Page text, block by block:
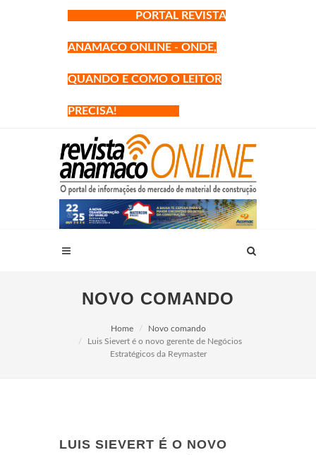
PORTAL REVISTA
ANAMACO ONLINE - ONDE,
QUANDO E COMO O LEITOR
PRECISA!
NOVO COMANDO
Home
Novo comando
Luis Sievert é o novo gerente de Negócios
Estratégicos da Reymaster
LUIS SIEVERT É O NOVO